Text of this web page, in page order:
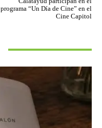
programa “Un Día de Cine” en el
Cine Capitol